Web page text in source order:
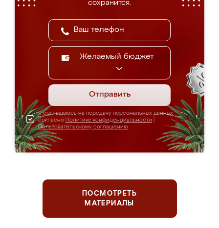
сохранится.
Желаемый бюджет
Отправить
Я соглашаюсь на передачу персональных данных
согласно Политике конфиденциальности
Пользовательскому соглашению
ПОСМОТРЕТЬ
МАТЕРИАЛЫ